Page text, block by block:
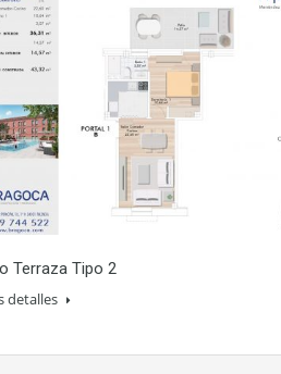
Terraza Tipo 2
detalles